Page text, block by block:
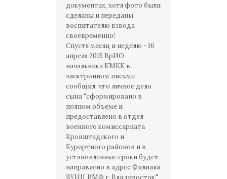
документах, хотя фото были
сделаны и переданы
воспитателю взвода
своевременно!
Спустя месяц и неделю - 16
апреля 2015 ВрИО
начальника КМКК в
электронном письме
сообщил, что личное дело
сына "сформировано в
полном объеме и
предоставлено в отдел
военного комиссариата
Кронштадского и
Курортного районов и в
установленные сроки будет
направлено в адрес Филиала
ВУНЦ ВМФ г. Владивосток."